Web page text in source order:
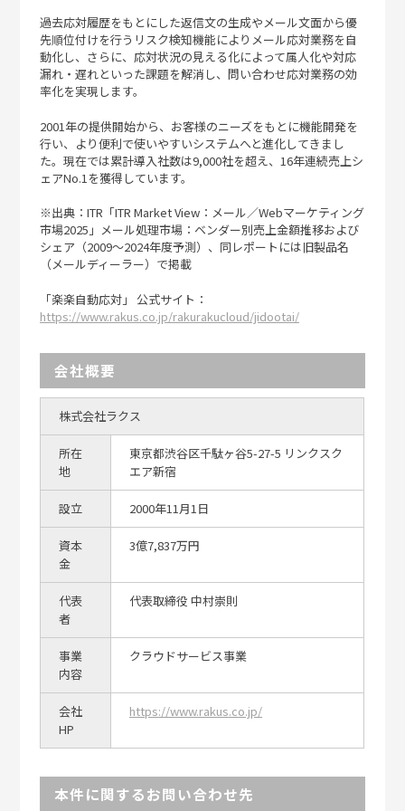
過去応対履歴をもとにした返信文の生成やメール文面から優
先順位付けを行うリスク検知機能によりメール応対業務を自
動化し、さらに、応対状況の見える化によって属人化や対応
漏れ・遅れといった課題を解消し、問い合わせ応対業務の効
率化を実現します。
2001年の提供開始から、お客様のニーズをもとに機能開発を
行い、より便利で使いやすいシステムへと進化してきまし
た。現在では累計導入社数は9,000社を超え、16年連続売上シ
ェアNo.1を獲得しています。
※出典：ITR「ITR Market View：メール／Webマーケティング
市場2025」メール処理市場：ベンダー別売上金額推移および
シェア（2009～2024年度予測）、同レポートには旧製品名
（メールディーラー）で掲載
「楽楽自動応対」 公式サイト：
https://www.rakus.co.jp/rakurakucloud/jidootai/
会社概要
株式会社ラクス
所在
地
東京都渋谷区千駄ヶ谷5-27-5 リンクスク
エア新宿
設立 2000年11月1日
資本
金
3億7,837万円
代表
者
代表取締役 中村崇則
事業
内容
クラウドサービス事業
会社
HP
https://www.rakus.co.jp/
本件に関するお問い合わせ先